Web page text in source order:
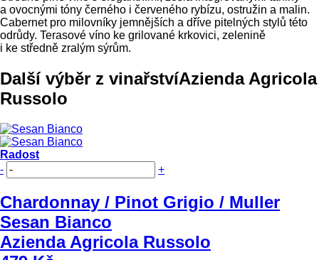
a ovocnými tóny černého i červeného rybízu, ostružin a malin.
Cabernet pro milovníky jemnějších a dříve pitelných stylů této
odrůdy. Terasové víno ke grilované krkovici, zelenině
i ke středně zralým sýrům.
Další výběr z vinařstvíAzienda Agricola
Russolo
Radost
-
+
Chardonnay / Pinot Grigio / Muller
Sesan Bianco
Azienda Agricola Russolo